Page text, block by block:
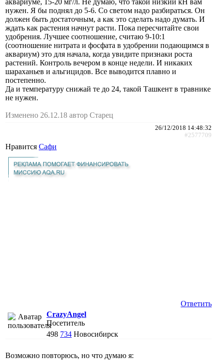
нужен. Я бы поднял до 5-6. Со светом надо разбираться. Он
должен быть достаточным, а как это сделать надо думать. И
ждать как растения начнут расти. Пока пересчитайте свои
удобрения. Лучшее соотношение, считаю 9-10:1
(соотношение нитрата и фосфата в удобрении подающимся в
аквариум) это для начала, когда увидите признаки роста
растений. Контроль вечером в конце недели. И никаких
шараханьев и альгицидов. Все выводится плавно и
постепенно.
Да и температуру снижай те до 24, такой Ташкент в травнике
не нужен.
Изменено 26.12.18 автор Старец
26/12/2018 14:48:32
#2577709
Нравится Сафи
Ответить
CrazyAngel
Посетитель
498 734 Новосибирск
Возможно повторюсь, но что думаю я: